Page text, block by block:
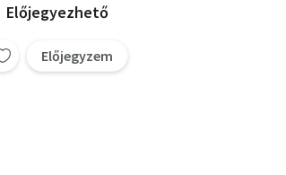
Előjegyezhető
Előjegyzem